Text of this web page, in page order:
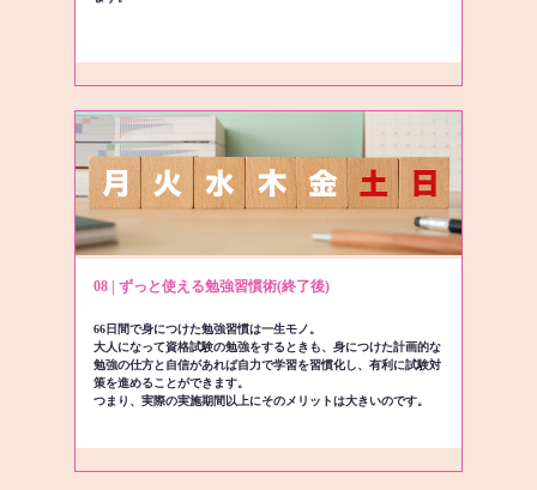
08 | ずっと使える勉強習慣術(終了後)
66日間で身につけた勉強習慣は一生モノ。
大人になって資格試験の勉強をするときも、身につけた計画的な
勉強の仕方と自信があれば自力で学習を習慣化し、有利に試験対
策を進めることができます。
つまり、実際の実施期間以上にそのメリットは大きいのです。